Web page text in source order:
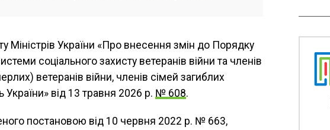
Міністрів України «Про внесення змін до Порядку
соціального захисту ветеранів війни та членів
ветеранів війни, членів сімей загиблих
від 13 травня 2026 р. № 608.
постановою від 10 червня 2022 р. № 663,